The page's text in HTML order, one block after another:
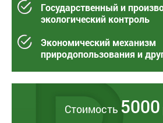
Государственный и
экологический контроль
Экономический механизм
природопользования и
Стоимость 5000